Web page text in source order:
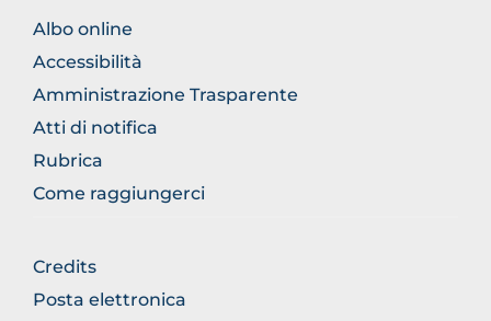
FOOTER
NORMATIVA
Albo online
Accessibilità
Amministrazione Trasparente
Atti di notifica
Rubrica
Come raggiungerci
FOOTER
GENERICO
Credits
Posta elettronica